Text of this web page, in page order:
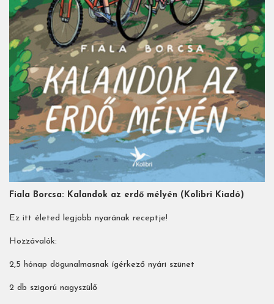
Fiala Borcsa: Kalandok az erdő mélyén (Kolibri Kiadó)
Ez itt életed legjobb nyarának receptje!
Hozzávalók:
2,5 hónap dögunalmasnak ígérkező nyári szünet
2 db szigorú nagyszülő